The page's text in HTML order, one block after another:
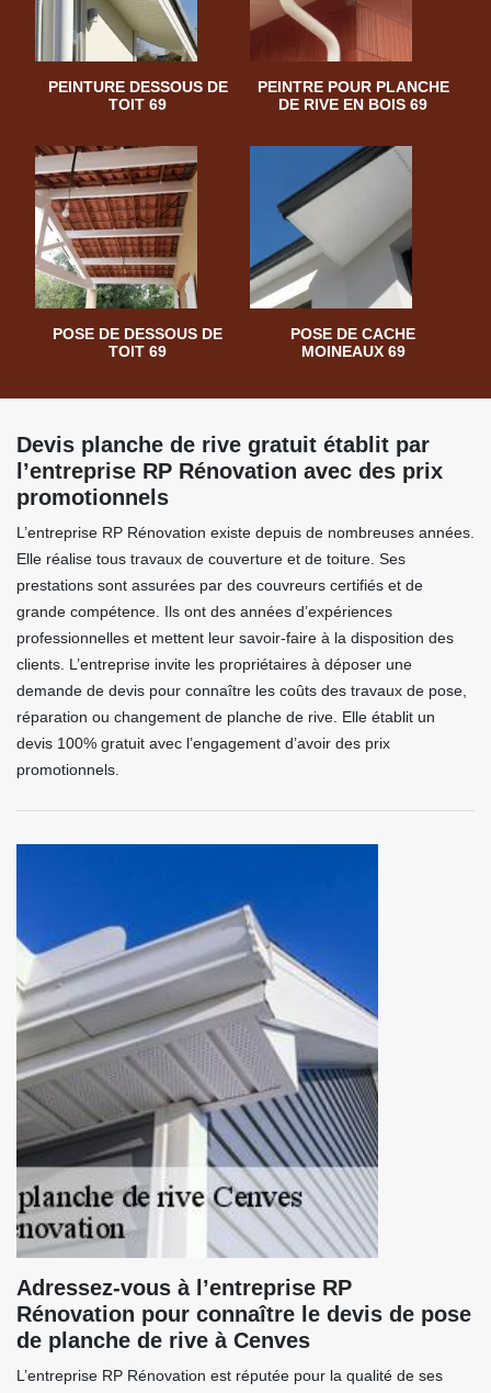
PEINTURE DESSOUS DE
TOIT 69
PEINTRE POUR PLANCHE
DE RIVE EN BOIS 69
POSE DE DESSOUS DE
TOIT 69
POSE DE CACHE
MOINEAUX 69
Devis planche de rive gratuit établit par
l’entreprise RP Rénovation avec des prix
promotionnels
L’entreprise RP Rénovation existe depuis de nombreuses années.
Elle réalise tous travaux de couverture et de toiture. Ses
prestations sont assurées par des couvreurs certifiés et de
grande compétence. Ils ont des années d’expériences
professionnelles et mettent leur savoir-faire à la disposition des
clients. L’entreprise invite les propriétaires à déposer une
demande de devis pour connaître les coûts des travaux de pose,
réparation ou changement de planche de rive. Elle établit un
devis 100% gratuit avec l’engagement d’avoir des prix
promotionnels.
Adressez-vous à l’entreprise RP
Rénovation pour connaître le devis de pose
de planche de rive à Cenves
L’entreprise RP Rénovation est réputée pour la qualité de ses